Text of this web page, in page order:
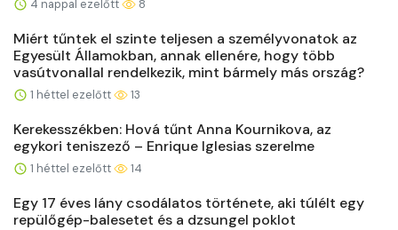
4 nappal ezelőtt 8
Miért tűntek el szinte teljesen a személyvonatok az
Egyesült Államokban, annak ellenére, hogy több
vasútvonallal rendelkezik, mint bármely más ország?
1 héttel ezelőtt 13
Kerekesszékben: Hová tűnt Anna Kournikova, az
egykori teniszező – Enrique Iglesias szerelme
1 héttel ezelőtt 14
Egy 17 éves lány csodálatos története, aki túlélt egy
repülőgép-balesetet és a dzsungel poklot